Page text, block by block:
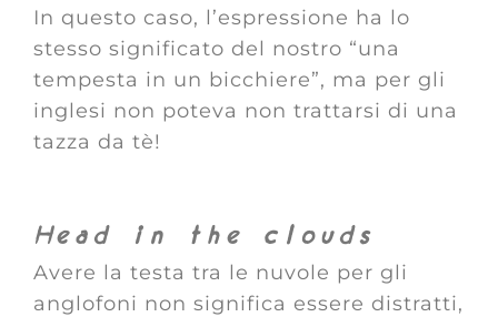
In questo caso, l’espressione ha lo
stesso significato del nostro “una
tempesta in un bicchiere”, ma per gli
inglesi non poteva non trattarsi di una
tazza da tè!
Head in the clouds
Avere la testa tra le nuvole per gli
anglofoni non significa essere distratti,